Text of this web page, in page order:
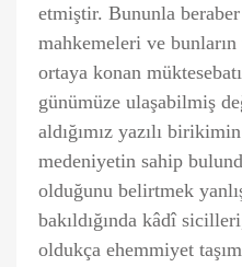
etmiştir. Bununla
mahkemeleri ve
ortaya konan
günümüze ulaşabilmiş
aldığımız yazılı
medeniyetin sahip
olduğunu belirtmek
bakıldığında kâdî
oldukça ehemmiyet